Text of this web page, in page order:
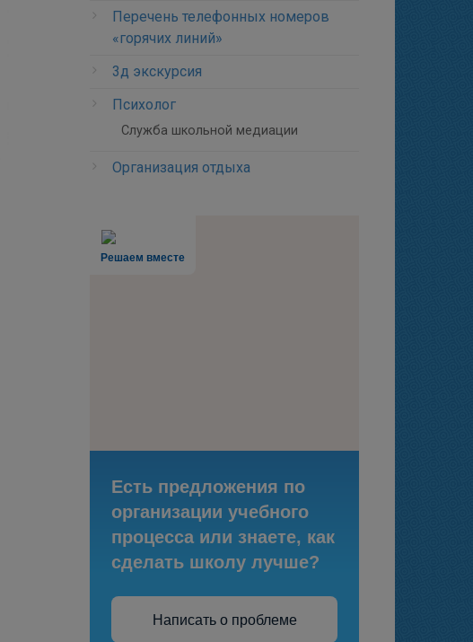
Перечень телефонных номеров
«горячих линий»
3д экскурсия
Психолог
Служба школьной медиации
Организация отдыха
Решаем вместе
Есть предложения по
организации учебного
процесса или знаете, как
сделать школу лучше?
Написать о проблеме